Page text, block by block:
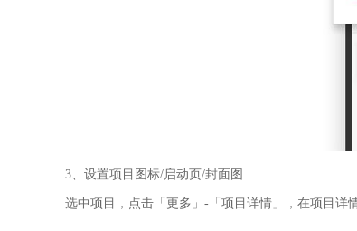
3、设置项目图标/启动页/封面图
选中项目，点击「更多」-「项目详情」，在项目详